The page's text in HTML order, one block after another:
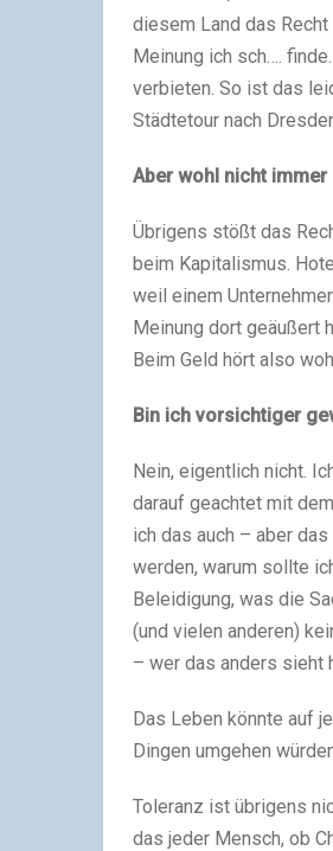
diesem Land das
Meinung ich sch….
verbieten. So ist das
Städtetour nach
Aber wohl nicht immer
Übrigens stößt das
beim Kapitalismus.
weil einem
Meinung dort geäußert
Beim Geld hört also
Bin ich vorsichtiger
Nein, eigentlich nicht.
darauf geachtet mit
ich das auch – aber
werden, warum sollte
Beleidigung, was die
(und vielen anderen)
– wer das anders sieht
Das Leben könnte auf
Dingen umgehen
Toleranz ist übrigens
das jeder Mensch, ob